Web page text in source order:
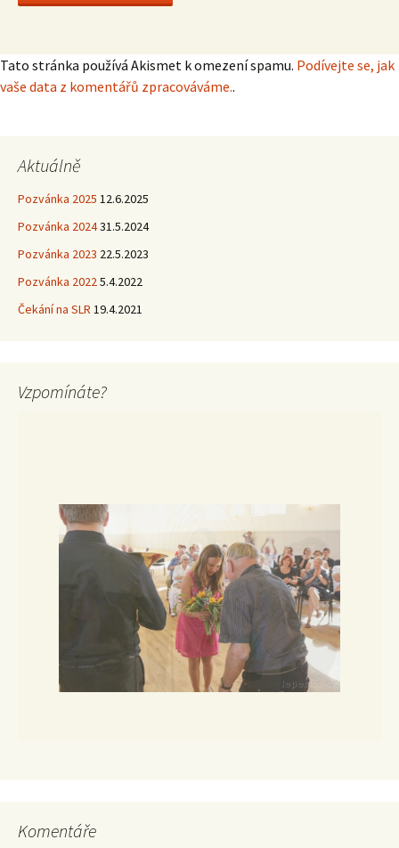
Tato stránka používá Akismet k omezení spamu. Podívejte se, jak
vaše data z komentářů zpracováváme..
Aktuálně
Pozvánka 2025 12.6.2025
Pozvánka 202431.5.2024
Pozvánka 2023 22.5.2023
Pozvánka 20225.4.2022
Čekání na SLR 19.4.2021
Vzpomínáte?
Komentáře